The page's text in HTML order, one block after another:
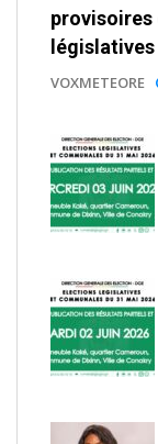
provisoires
VOXMETEORE